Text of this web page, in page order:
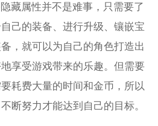
藏属性并不是难事，只需要了
己的装备、进行升级、镶嵌宝
，就可以为自己的角色打造出
享受游戏带来的乐趣。但需要
耗费大量的时间和金币，所以
断努力才能达到自己的目标。